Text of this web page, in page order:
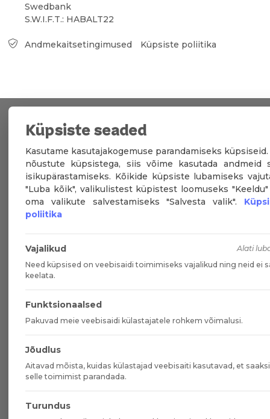
Swedbank
S.W.I.F.T.: HABALT22
Andmekaitsetingimused Küpsiste poliitika
Küpsiste seaded
Kasutame kasutajakogemuse parandamiseks küpsiseid.
nõustute küpsistega, siis võime kasutada andmeid
isikupärastamiseks. Kõikide küpsiste lubamiseks
"Luba kõik", valikulistest küpistest loomuseks
oma valikute salvestamiseks "Salvesta valik".
poliitika
Vajalikud
Alati
Need küpsised on veebisaidi toimimiseks vajalikud ning neid ei
keelata.
Funktsionaalsed
Pakuvad meie veebisaidi külastajatele rohkem võimalusi.
Jõudlus
Aitavad mõista, kuidas külastajad veebisaiti kasutavad, et
selle toimimist parandada.
Turundus